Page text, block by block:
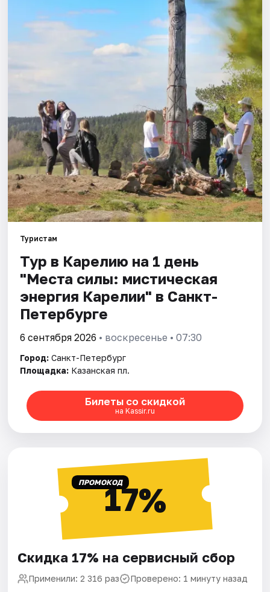
Рейтинги
Туристам
Тур в Карелию на 1 день
"Места силы: мистическая
энергия Карелии" в Санкт-
Петербурге
6 сентября 2026 • воскресенье • 07:30
Город: Санкт-Петербург
Площадка: Казанская пл.
Билеты со скидкой
на Kassir.ru
ПРОМОКОД17%
Скидка 17% на сервисный сбор
Применили: 2 316 раз Проверено: 1 минуту назад